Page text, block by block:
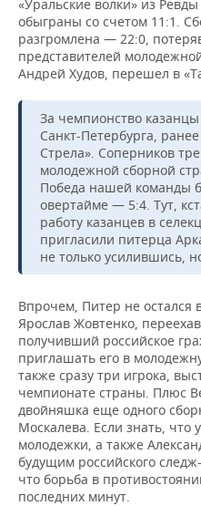
«Уральские волки» из
обыграны со счетом 11:1.
разгромлена — 22:0,
представителей
Андрей Худов, перешел в
За чемпионство
Санкт-Петербурга,
Стрела». Соперников
молодежной сборной
Победа нашей команды
овертайме — 5:4. Тут,
работу казанцев в
пригласили питерца
не только усилившись,
Впрочем, Питер не остался
Ярослав Жовтенко,
получивший российское
приглашать его в
также сразу три игрока,
чемпионате страны. Плюс
двойняшка еще одного
Москалева. Если знать, что
молодежки, а также
будущим российского
что борьба в
последних минут.